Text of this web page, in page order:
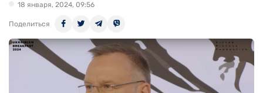
18 января, 2024, 09:56
Поделиться